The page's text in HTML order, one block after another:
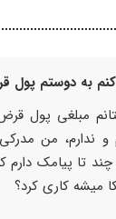
به دوستم پول
مبلغی پول
و ندارم، من
تا پیامک دارم
میشه کاری کرد؟